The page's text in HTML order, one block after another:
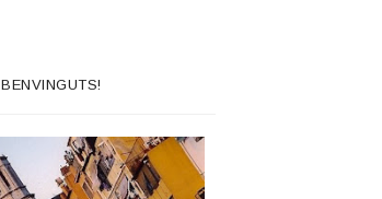
BENVINGUTS!